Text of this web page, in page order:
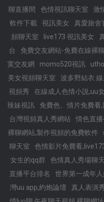
聊直播間
色情視訊聊天室
激
軟件下載
視訊美女 真愛旅舍
頻聊天室
live173 視訊美女
台
免費交友網站-免費在線裸
寞交友網
momo520視訊
美女視頻聊天室
波多野結衣
視頻秀
在線成人色情小說,uu
辣妹視訊
免費色、情片免費看
台灣視頻真人秀網站
情色直
裸聊網站,製作視頻的免費軟件
聊天室
色情影片免費看
女生的qq群
色情真人秀場聊
直播平台排名
世界第一成年
灣uu app,約炮論壇
真人表演